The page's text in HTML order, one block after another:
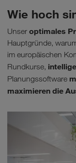
Wie hoch
Unser optimales
Hauptgründe,
im europäischen
Rundkurse,
Planungssoftware
maximieren die